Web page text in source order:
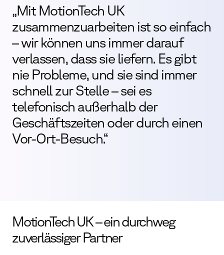
„Mit MotionTech UK
zusammenzuarbeiten ist so einfach
– wir können uns immer darauf
verlassen, dass sie liefern. Es gibt
nie Probleme, und sie sind immer
schnell zur Stelle – sei es
telefonisch außerhalb der
Geschäftszeiten oder durch einen
Vor-Ort-Besuch.“
MotionTech UK – ein durchweg
zuverlässiger Partner